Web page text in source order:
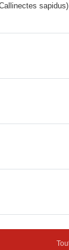
sapidus)